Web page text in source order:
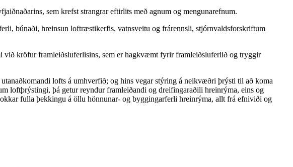
sem krefst strangrar eftirlits með agnum og mengunarefnum.
búnaði, hreinsun loftræstikerfis, vatnsveitu og frárennsli, stjórnvaldsforskriftum
kröfur framleiðsluferlisins, sem er hagkvæmt fyrir framleiðsluferlið og tryggir
lofts á umhverfið; og hins vegar stýring á neikvæðri þrýsti til að koma
loftþrýstingi, þá getur reyndur framleiðandi og dreifingaraðili hreinrýma, eins og
fulla þekkingu á öllu hönnunar- og byggingarferli hreinrýma, allt frá efniviði og